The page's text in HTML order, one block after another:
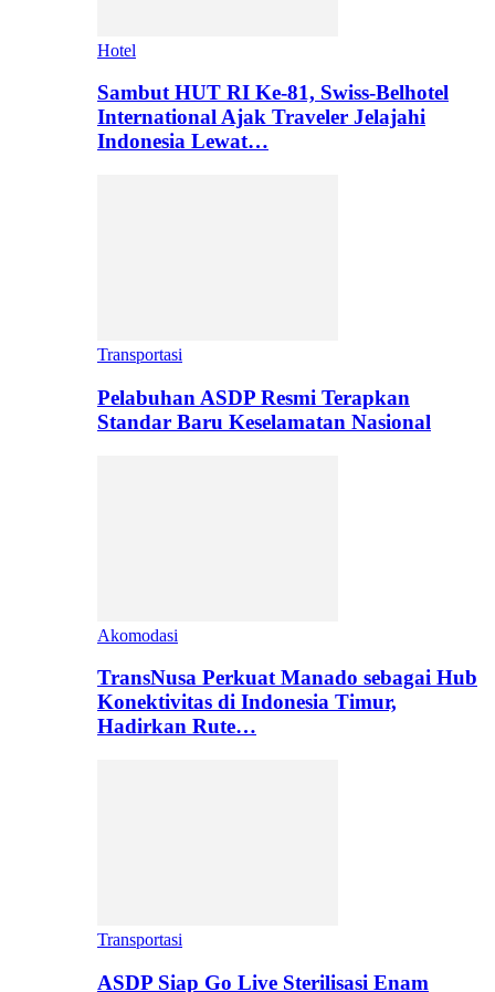
Hotel
Sambut HUT RI Ke-81, Swiss-Belhotel
International Ajak Traveler Jelajahi
Indonesia Lewat…
Transportasi
Pelabuhan ASDP Resmi Terapkan
Standar Baru Keselamatan Nasional
Akomodasi
TransNusa Perkuat Manado sebagai Hub
Konektivitas di Indonesia Timur,
Hadirkan Rute…
Transportasi
ASDP Siap Go Live Sterilisasi Enam